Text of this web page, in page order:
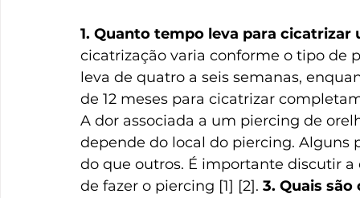
1. Quanto tempo leva para cicatrizar
cicatrização varia conforme o tipo de
leva de quatro a seis semanas,
de 12 meses para cicatrizar
A dor associada a um piercing de
depende do local do piercing.
do que outros. É importante discutir
de fazer o piercing [1] [2]. 3. Quais